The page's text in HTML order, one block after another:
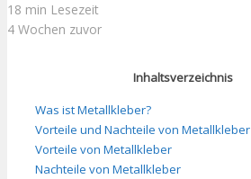
18 min Lesezeit
4 Wochen zuvor
Inhaltsverzeichnis
Was ist Metallkleber?
Vorteile und Nachteile von Metallkleber
Vorteile von Metallkleber
Nachteile von Metallkleber